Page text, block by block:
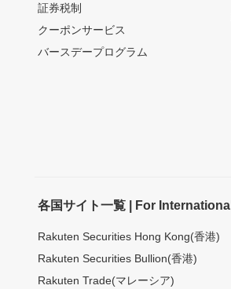
証券税制
クーポンサービス
バースデープログラム
各国サイト一覧 | For International
Rakuten Securities Hong Kong(香港)
Rakuten Securities Bullion(香港)
Rakuten Trade(マレーシア)